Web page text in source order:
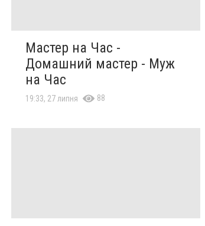
Мастер на Час -
Домашний мастер - Муж
на Час
19:33, 27 липня 88